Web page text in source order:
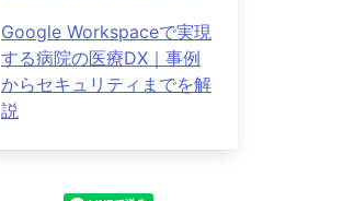
Google Workspaceで実現
する病院の医療DX｜事例
からセキュリティまでを解
説